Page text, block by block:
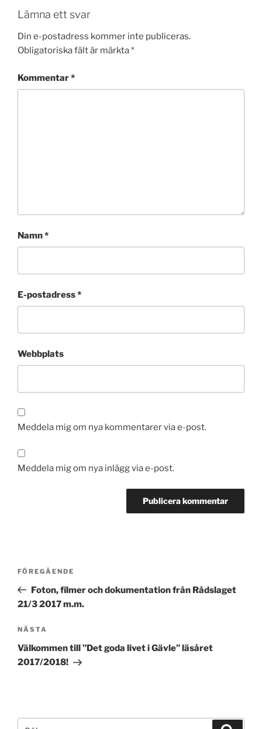
Lämna ett svar
Din e-postadress kommer inte publiceras.
Obligatoriska fält är märkta*
Kommentar*
Namn*
E-postadress*
Webbplats
Meddela mig om nya kommentarer via e-post.
Meddela mig om nya inlägg via e-post.
Inläggsnavigering
Föregående
inlägg
FÖREGÅENDE
Foton, filmer och dokumentation från Rådslaget
21/3 2017 m.m.
Nästa
inlägg
NÄSTA
Välkommen till ”Det goda livet i Gävle” läsåret
2017/2018!